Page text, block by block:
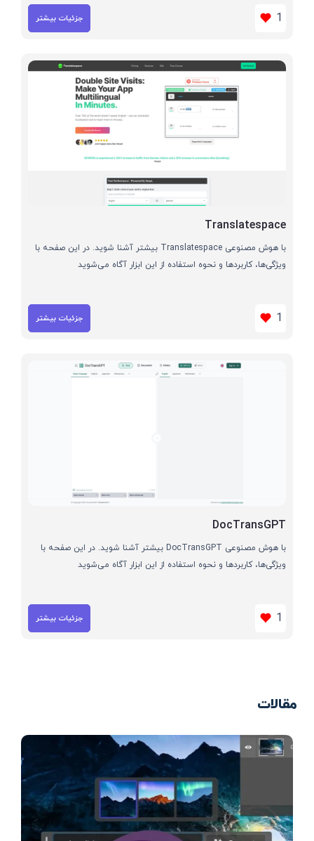
1 جزئیات بیشتر
Translatespace
با هوش مصنوعی Translatespace بیشتر آشنا شوید. در این صفحه با
ویژگی‌ها، کاربردها و نحوه استفاده از این ابزار آگاه می‌شوید
1 جزئیات بیشتر
DocTransGPT
با هوش مصنوعی DocTransGPT بیشتر آشنا شوید. در این صفحه با
ویژگی‌ها، کاربردها و نحوه استفاده از این ابزار آگاه می‌شوید
1 جزئیات بیشتر
مقالات